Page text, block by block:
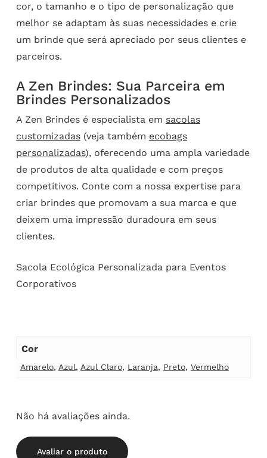
cor, o tamanho e o tipo de personalização que
melhor se adaptam às suas necessidades e crie
um brinde que será apreciado por seus clientes e
parceiros.
A Zen Brindes: Sua Parceira em
Brindes Personalizados
A Zen Brindes é especialista em sacolas
customizadas(veja também ecobags
personalizadas), oferecendo uma ampla variedade
de produtos de alta qualidade e com preços
competitivos. Conte com a nossa expertise para
criar brindes que promovam a sua marca e que
deixem uma impressão duradoura em seus
clientes.
Sacola Ecológica Personalizada para Eventos
Corporativos
Cor
Amarelo, Azul, Azul Claro, Laranja, Preto, Vermelho
Não há avaliações ainda.
Avaliar o produto